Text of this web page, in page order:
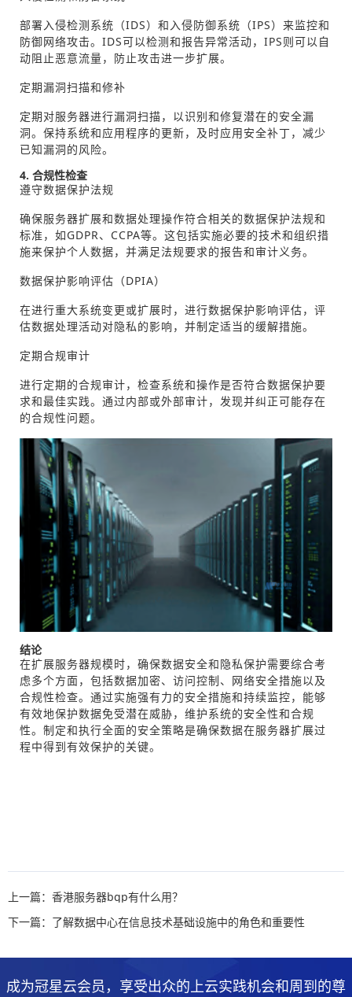
部署入侵检测系统（IDS）和入侵防御系统（IPS）来监控和
防御网络攻击。IDS可以检测和报告异常活动，IPS则可以自
动阻止恶意流量，防止攻击进一步扩展。
定期漏洞扫描和修补
定期对服务器进行漏洞扫描，以识别和修复潜在的安全漏
洞。保持系统和应用程序的更新，及时应用安全补丁，减少
已知漏洞的风险。
4. 合规性检查
遵守数据保护法规
确保服务器扩展和数据处理操作符合相关的数据保护法规和
标准，如GDPR、CCPA等。这包括实施必要的技术和组织措
施来保护个人数据，并满足法规要求的报告和审计义务。
数据保护影响评估（DPIA）
在进行重大系统变更或扩展时，进行数据保护影响评估，评
估数据处理活动对隐私的影响，并制定适当的缓解措施。
定期合规审计
进行定期的合规审计，检查系统和操作是否符合数据保护要
求和最佳实践。通过内部或外部审计，发现并纠正可能存在
的合规性问题。
结论
在扩展服务器规模时，确保数据安全和隐私保护需要综合考
虑多个方面，包括数据加密、访问控制、网络安全措施以及
合规性检查。通过实施强有力的安全措施和持续监控，能够
有效地保护数据免受潜在威胁，维护系统的安全性和合规
性。制定和执行全面的安全策略是确保数据在服务器扩展过
程中得到有效保护的关键。
上一篇：香港服务器bgp有什么用？
下一篇：了解数据中心在信息技术基础设施中的角色和重要性
成为冠星云会员，享受出众的上云实践机会和周到的尊